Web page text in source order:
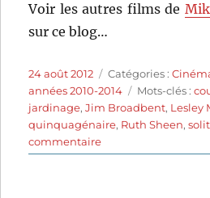
Voir les autres films de
sur ce blog…
Publié
le
24 août 2012 Catégories
Catégories :
années 2010-2014
Étiquettes
Mots-clés :
jardinage,Jim Broadbent, Lesley
quinquagénaire, Ruth Sheen,
commentairesur
Another